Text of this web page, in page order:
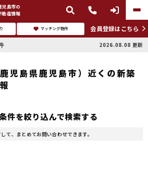
児島市の
動産情報
マッチング物件
会員登録はこちら
2026.08.08 更新
児島県鹿児島市）近くの新築
件を絞り込んで検索する
て、まとめてお問い合わせできます。